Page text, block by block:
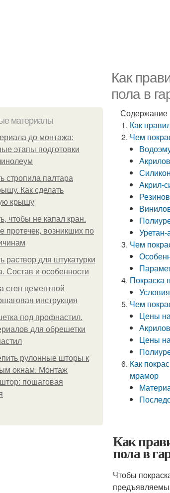
Как
пола в
материалы
до монтажа:
этапы подготовки
стропила палтара
Как сделать
крышу
чтобы не капал кран.
протечек, возникших по
раствор для штукатурки
Состав и особенности
стен цементной
инструкция
под профнастил.
для обрешетки
рулонные шторы к
окнам. Монтаж
пошаговая
Содержание
Как
Чем
Акрил-
Уретан-
Чем
Покраска
Чем
Цены
Цены
Как
мрамор
Как
пола в
Чтобы